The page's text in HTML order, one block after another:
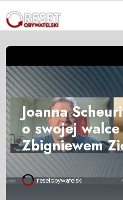
Joanna
o swojej
Zbigniewem
resetobywatelski